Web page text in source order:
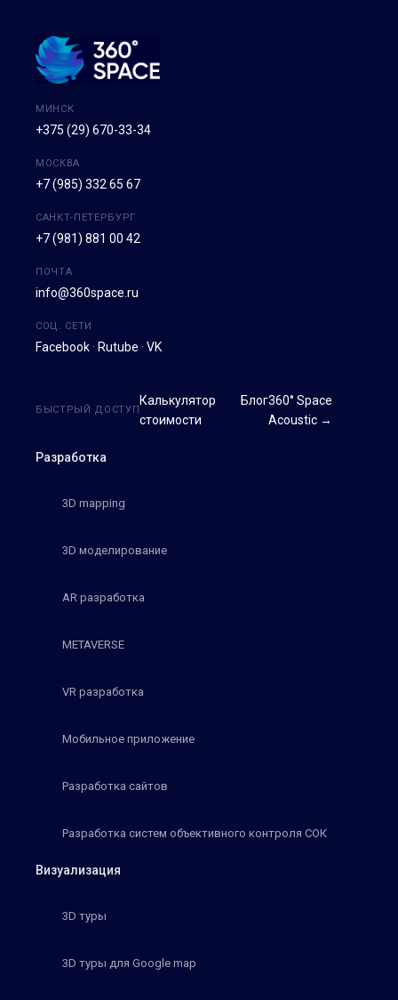
МИНСК
+375 (29) 670-33-34
МОСКВА
+7 (985) 332 65 67
САНКТ-ПЕТЕРБУРГ
+7 (981) 881 00 42
ПОЧТА
info@360space.ru
СОЦ. СЕТИ
Facebook · Rutube · VK
Разработка
3D mapping
3D моделирование
AR разработка
METAVERSE
VR разработка
Мобильное приложение
Разработка сайтов
Разработка систем объективного контроля СОК
Визуализация
3D туры
3D туры для Google map
БЫСТРЫЙ ДОСТУП
Калькулятор
стоимости
Блог360° Space
Acoustic →